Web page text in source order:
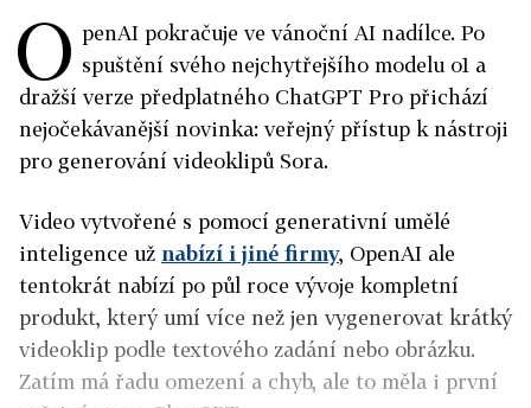
O penAI pokračuje ve vánoční AI nadílce. Po
spuštění svého nejchytřejšího modelu o1 a
dražší verze předplatného ChatGPT Pro přichází
nejočekávanější novinka: veřejný přístup k nástroji
pro generování videoklipů Sora.
Video vytvořené s pomocí generativní umělé
inteligence už nabízí i jiné firmy, OpenAI ale
tentokrát nabízí po půl roce vývoje kompletní
produkt, který umí více než jen vygenerovat krátký
videoklip podle textového zadání nebo obrázku.
Zatím má řadu omezení a chyb, ale to měla i první